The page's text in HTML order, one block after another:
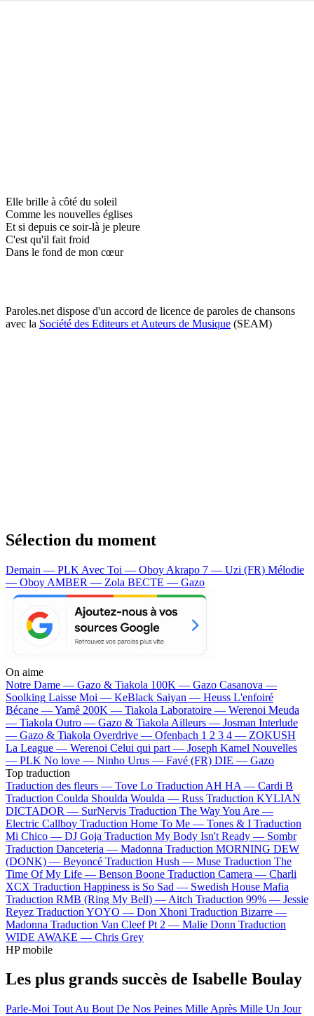
Elle brille à côté du soleil
Comme les nouvelles églises
Et si depuis ce soir-là je pleure
C'est qu'il fait froid
Dans le fond de mon cœur
Paroles.net dispose d'un accord de licence de paroles de chansons
avec la Société des Editeurs et Auteurs de Musique (SEAM)
Sélection du moment
Demain — PLK Avec Toi — Oboy Akrapo 7 — Uzi (FR) Mélodie
— Oboy AMBER — Zola BECTE — Gazo
On aime
Notre Dame — Gazo & Tiakola 100K — Gazo Casanova —
Soolking Laisse Moi — KeBlack Saiyan — Heuss L'enfoiré
Bécane —Yamê 200K — Tiakola Laboratoire — Werenoi Meuda
— Tiakola Outro — Gazo & Tiakola Ailleurs — Josman Interlude
— Gazo & Tiakola Overdrive — Ofenbach 1 2 3 4 — ZOKUSH
La League — Werenoi Celui qui part — Joseph Kamel Nouvelles
— PLK No love — Ninho Urus — Favé (FR) DIE — Gazo
Top traduction
Traduction des fleurs — Tove Lo Traduction AH HA — Cardi B
Traduction Coulda Shoulda Woulda — Russ Traduction KYLIAN
DICTADOR — SurNervis Traduction The Way You Are —
Electric Callboy Traduction Home To Me — Tones & I Traduction
Mi Chico — DJ Goja Traduction My Body Isn't Ready — Sombr
Traduction Danceteria — Madonna Traduction MORNING DEW
(DONK) — Beyoncé Traduction Hush — Muse Traduction The
Time Of My Life — Benson Boone Traduction Camera — Charli
XCX Traduction Happiness is So Sad — Swedish House Mafia
Traduction RMB (Ring My Bell) — Aitch Traduction 99% — Jessie
Reyez Traduction YOYO — Don Xhoni Traduction Bizarre —
Madonna Traduction Van Cleef Pt 2 — Malie Donn Traduction
WIDE AWAKE — Chris Grey
HP mobile
Les plus grands succès de Isabelle Boulay
Parle-Moi Tout Au Bout De Nos Peines Mille Après Mille Un Jour